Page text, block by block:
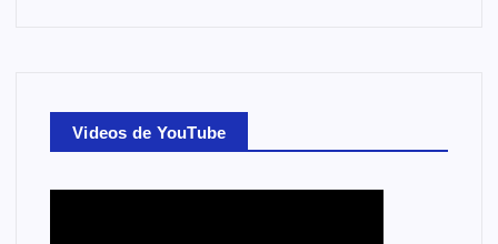
Videos de YouTube